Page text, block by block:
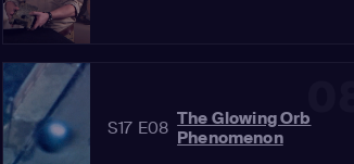
S17 E08 The Glowing Orb
Phenomenon